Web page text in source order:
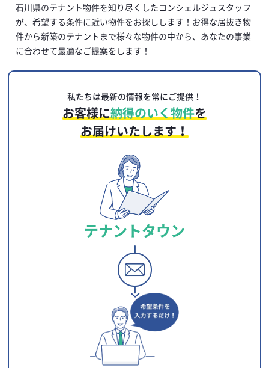
石川県のテナント物件を知り尽くしたコンシェルジュスタッフ
が、希望する条件に近い物件をお探しします！ お得な居抜き物
件から新築のテナントまで様々な物件の中から、あなたの事業
に合わせて最適なご提案をします！
私たちは最新の情報を常にご提供！
お客様に納得のいく物件を
お届けいたします！
テナントタウン